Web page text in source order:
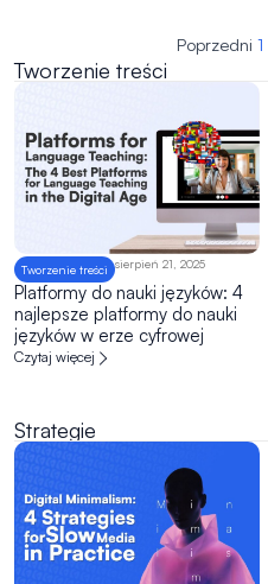
Poprzedni 1
Tworzenie treści
Tworzenie treści sierpień 21, 2025
Platformy do nauki języków: 4
najlepsze platformy do nauki
języków w erze cyfrowej
Czytaj więcej
Strategie